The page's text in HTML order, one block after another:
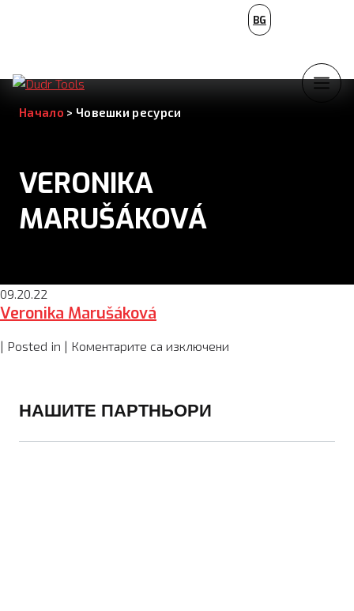
BG
Начало > Човешки ресурси
VERONIKA
MARUŠÁKOVÁ
09.20.22
Veronika Marušáková
| Posted in | Коментарите са изключени
НАШИТЕ ПАРТНЬОРИ